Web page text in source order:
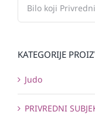
KATEGORIJE
Judo
PRIVREDNI